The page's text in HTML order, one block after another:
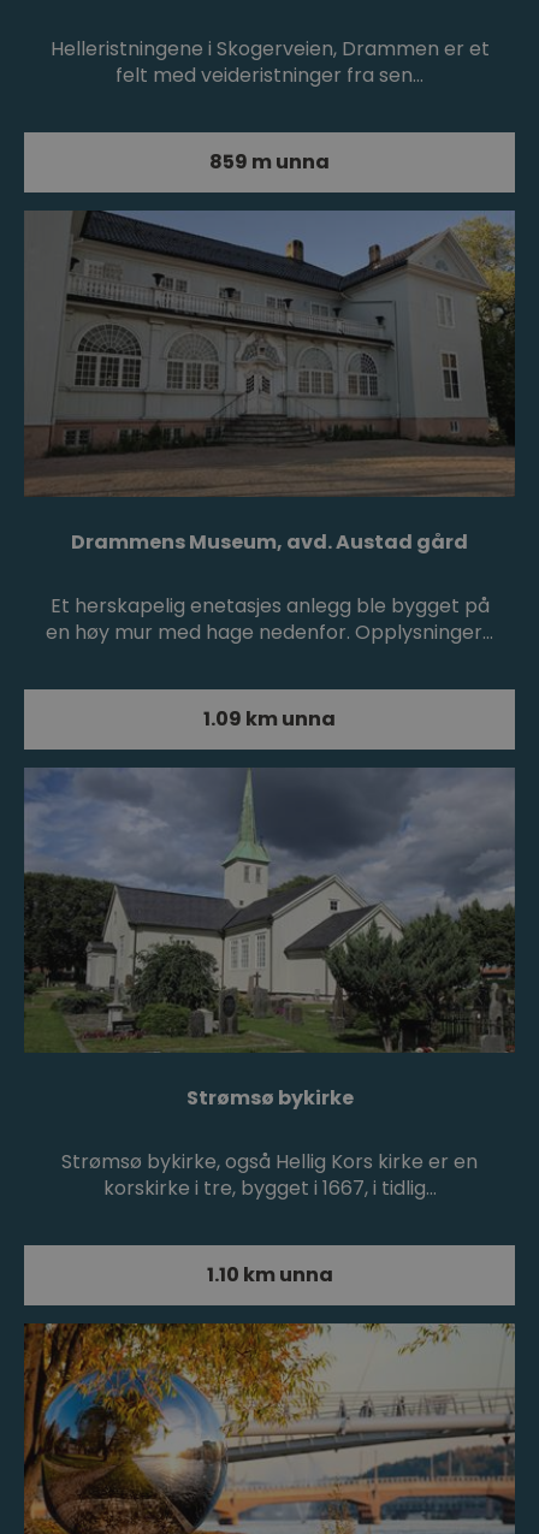
Helleristningene i Skogerveien, Drammen er et
felt med veideristninger fra sen…
859 m unna
Drammens Museum, avd. Austad gård
Et herskapelig enetasjes anlegg ble bygget på
en høy mur med hage nedenfor. Opplysninger…
1.09 km unna
Strømsø bykirke
Strømsø bykirke, også Hellig Kors kirke er en
korskirke i tre, bygget i 1667, i tidlig…
1.10 km unna